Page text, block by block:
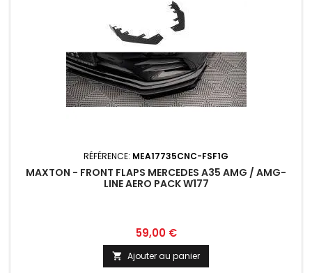
RÉFÉRENCE: MEA17735CNC-FSF1G
MAXTON - FRONT FLAPS MERCEDES A35 AMG / AMG-
LINE AERO PACK W177
Prix
59,00 €
 Ajouter au panier